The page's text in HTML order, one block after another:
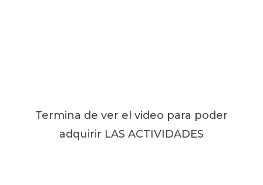
Termina de ver el video para poder
adquirir LAS ACTIVIDADES